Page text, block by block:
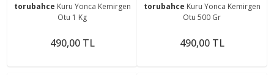
torubahce Kuru Yonca Kemirgen
Otu 1 Kg
490,00 TL
torubahce Kuru Yonca Kemirgen
Otu 500 Gr
490,00 TL